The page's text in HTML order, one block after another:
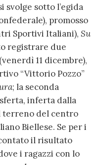
svolge sotto l’egida
promosso
Sportivi Italiani), Su
registrare due
11 dicembre),
“Vittorio Pozzo”
; la seconda
inferta dalla
terreno del centro
Biellese. Se per i
il risultato
i ragazzi con lo